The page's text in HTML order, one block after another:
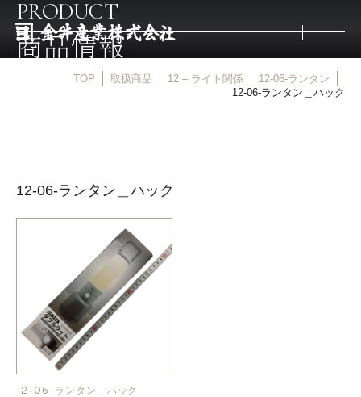
取扱メーカー
マルキン印
庖斬巴
PRODUCT
商品情報
TOP 取扱商品 12 – ライト関係
12-06-ランタン
12-06-ランタン＿ハック
12-06-ランタン＿ハック
12-06-ランタン＿ハック